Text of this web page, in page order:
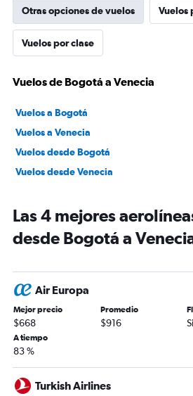
Otras opciones de vuelos Vuelos
Vuelos por clase
Vuelos de Bogotá a Venecia
Vuelos a Bogotá
Vuelos a Venecia
Vuelos desde Bogotá
Vuelos desde Venecia
Las 4 mejores
desde Bogotá a
Air Europa
Mejor precio
$668
Promedio
$916
A tiempo
83 %
Turkish Airlines